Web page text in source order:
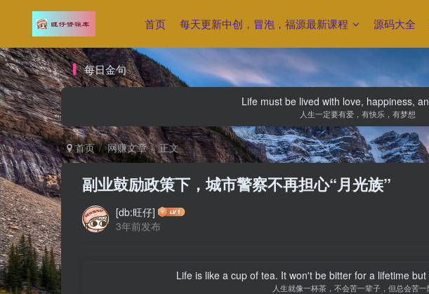
首页 每天更新中创，冒泡，福源最新课程 源码大全
每日金句
Life must be lived with love, happiness,
人生一定要有爱，有快乐，有梦想
首页 网赚文章 正文
副业鼓励政策下，城市警察不再担心“月光族”
[db:旺仔]
3年前发布
Life is like a cup of tea. It won't be bitter for a lifetime
人生就像一杯茶，不会苦一辈子，但总会苦